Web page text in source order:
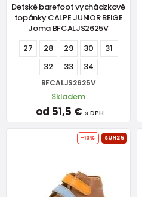
Detské barefoot vychádzkové
topánky CALPE JUNIOR BEIGE
Joma BFCALJS2625V
27
28 29 30
31
32
33 34
BFCALJS2625V
Skladem
od 51,5 € s DPH
-13% SUN25